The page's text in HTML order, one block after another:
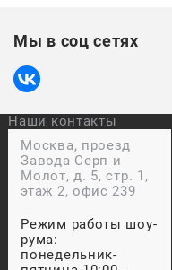
Мы в соц сетях
Наши контакты
Москва, проезд
Завода Серп и
Молот, д. 5, стр. 1,
этаж 2, офис 239
Режим работы шоу-
рума:
понедельник-